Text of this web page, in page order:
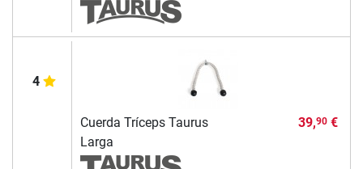
4
Cuerda Tríceps Taurus
Larga
39,90€